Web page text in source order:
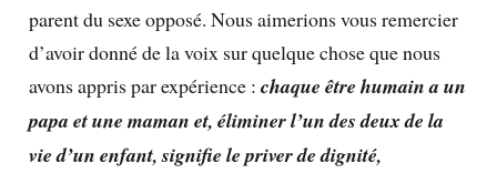
parent du sexe opposé. Nous aimerions vous remercier
d’avoir donné de la voix sur quelque chose que nous
avons appris par expérience : chaque être humain a un
papa et une maman et, éliminer l’un des deux de la
vie d’un enfant, signifie le priver de dignité,